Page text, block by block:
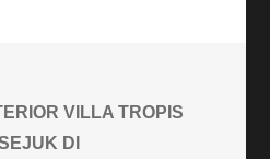
VILLA TROPIS
DI